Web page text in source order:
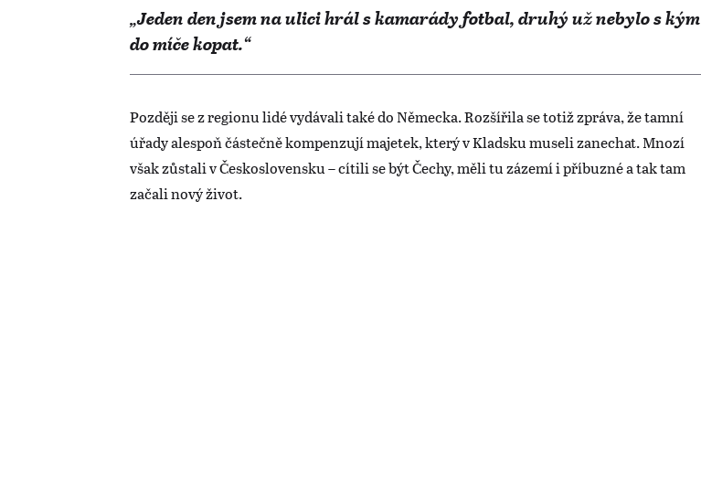
„Jeden den jsem na ulici hrál s kamarády fotbal, druhý už nebylo s kým
do míče kopat.“
Později se z regionu lidé vydávali také do Německa. Rozšířila se totiž zpráva, že tamní
úřady alespoň částečně kompenzují majetek, který v Kladsku museli zanechat. Mnozí
však zůstali v Československu – cítili se být Čechy, měli tu zázemí i příbuzné a tak tam
začali nový život.